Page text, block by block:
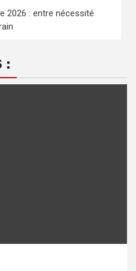
2026 : entre nécessité
: